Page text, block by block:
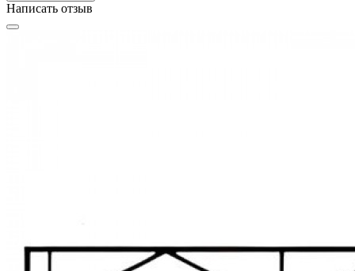
Написать отзыв